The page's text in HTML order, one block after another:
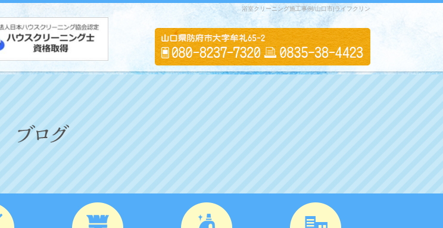
浴室クリーニング施工事例/山口市|ライフクリン